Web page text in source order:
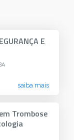
E
saiba mais
Trombose